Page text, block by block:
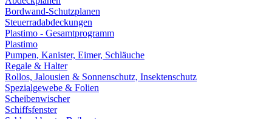
Bordwand-Schutzplanen
Steuerradabdeckungen
Plastimo - Gesamtprogramm
Plastimo
Pumpen, Kanister, Eimer, Schläuche
Regale & Halter
Rollos, Jalousien & Sonnenschutz, Insektenschutz
Spezialgewebe & Folien
Scheibenwischer
Schiffsfenster